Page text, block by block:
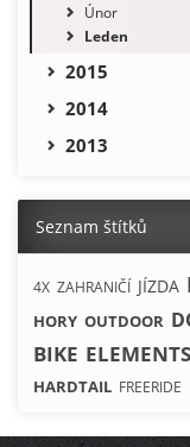
Únor
Leden
2015
2014
2013
Seznam štítků
4X ZAHRANIČÍ JÍZDA
HORY OUTDOOR
BIKE
HARDTAIL FREERIDE